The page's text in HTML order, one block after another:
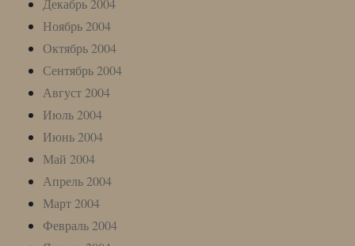
Декабрь 2004
Ноябрь 2004
Октябрь 2004
Сентябрь 2004
Август 2004
Июль 2004
Июнь 2004
Май 2004
Апрель 2004
Март 2004
Февраль 2004